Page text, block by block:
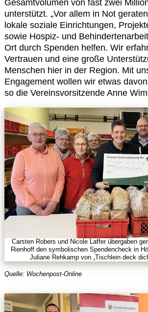
Gesamtvolumen von fast zwei
unterstützt. „Vor allem in Not
lokale soziale Einrichtungen,
sowie Hospiz- und
Ort durch Spenden helfen. Wir
Vertrauen und eine große
Menschen hier in der Region. Mit
Engagement wollen wir etwas
so die Vereinsvorsitzende Anne
Carsten Robers und Nicole Laffer übergaben
Rienhoff den symbolischen Spendencheck in
Juliane Rehkamp von „Tischlein deck
Quelle: Wochenpost-Online